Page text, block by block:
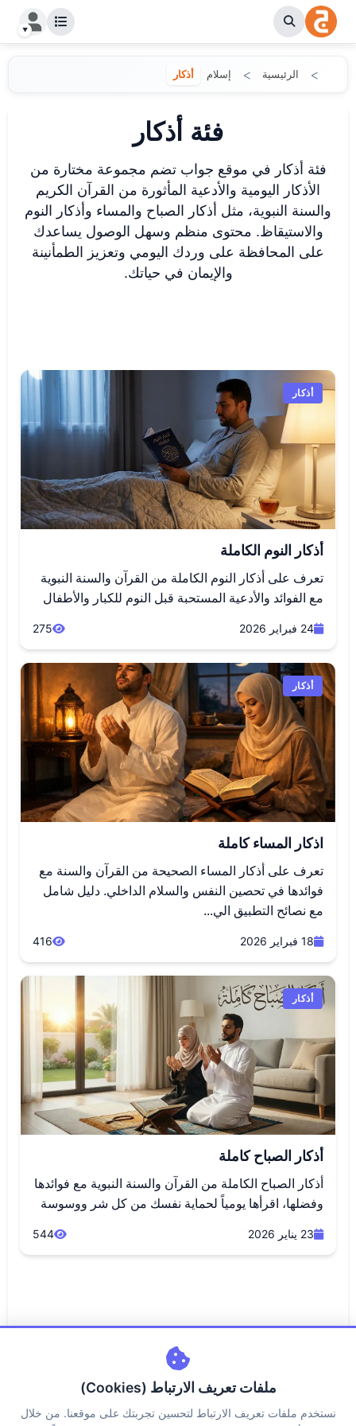
أذكار إسلام الرئيسية
فئة أذكار
فئة أذكار في موقع جواب تضم مجموعة مختارة من
الأذكار اليومية والأدعية المأثورة من القرآن الكريم
والسنة النبوية، مثل أذكار الصباح والمساء وأذكار النوم
والاستيقاظ. محتوى منظم وسهل الوصول يساعدك
على المحافظة على وردك اليومي وتعزيز الطمأنينة
والإيمان في حياتك.
أذكار
أذكار النوم الكاملة
تعرف على أذكار النوم الكاملة من القرآن والسنة النبوية
مع الفوائد والأدعية المستحبة قبل النوم للكبار والأطفال
24 فبراير 2026 275
أذكار
اذكار المساء كاملة
تعرف على أذكار المساء الصحيحة من القرآن والسنة مع
فوائدها في تحصين النفس والسلام الداخلي. دليل شامل
مع نصائح التطبيق الي...
18 فبراير 2026 416
أذكار
أذكار الصباح كاملة
أذكار الصباح الكاملة من القرآن والسنة النبوية مع فوائدها
وفضلها، اقرأها يومياً لحماية نفسك من كل شر ووسوسة
23 يناير 2026 544
ملفات تعريف الارتباط (Cookies)
نستخدم ملفات تعريف الارتباط لتحسين تجربتك على موقعنا. من خلال